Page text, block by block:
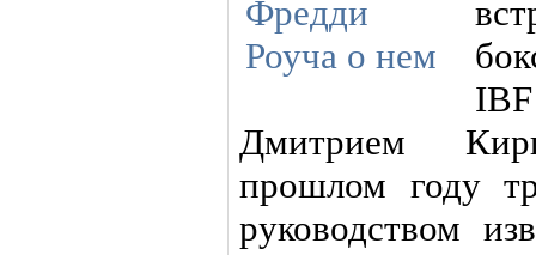
Дмитрием
прошлом году
руководством